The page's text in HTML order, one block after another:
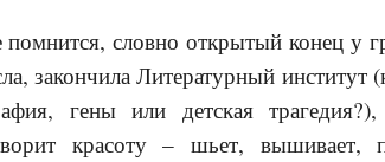
помнится, словно открытый конец у
закончила Литературный институт
гены или детская
красоту – шьет,